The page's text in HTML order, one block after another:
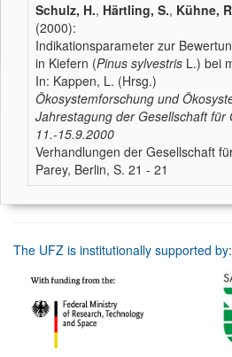
Schulz, H., Härtling, S., Kühne,
(2000):
Indikationsparameter zur
in Kiefern (Pinus sylvestris L.) bei
In: Kappen, L. (Hrsg.)
Ökosystemforschung und
Jahrestagung der Gesellschaft für
11.-15.9.2000
Verhandlungen der Gesellschaft
Parey, Berlin, S. 21 - 21
The UFZ is institutionally supported by: